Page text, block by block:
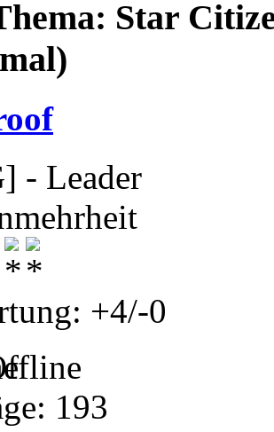
Star
- Leader
+4/-0
193